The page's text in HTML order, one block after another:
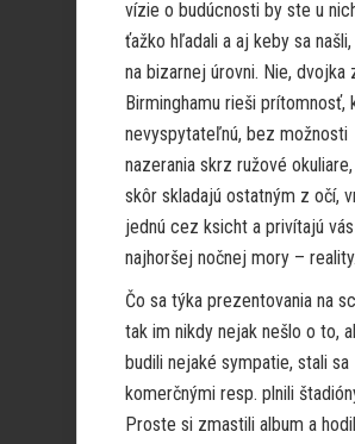
vízie o budúcnosti by ste u
ťažko hľadali a aj keby sa
na bizarnej úrovni. Nie, dvojka
Birminghamu rieši prítomnosť,
nevyspytateľnú, bez možnosti
nazerania skrz ružové
skôr skladajú ostatným z očí,
jednú cez ksicht a privítajú
najhoršej nočnej mory – reality.
Čo sa týka prezentovania na
tak im nikdy nejak nešlo o to,
budili nejaké sympatie, stali sa
komerčnými resp. plnili
Proste si zmastili album a